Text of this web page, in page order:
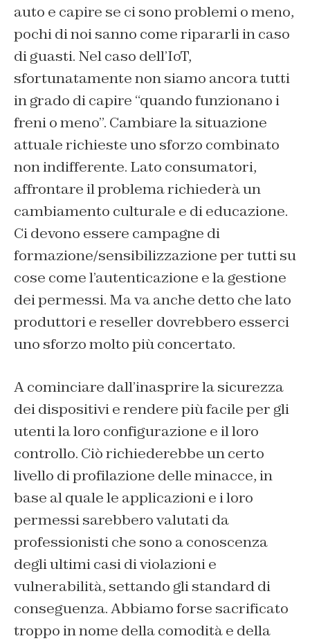
auto e capire se ci sono problemi o meno,
pochi di noi sanno come ripararli in caso
di guasti. Nel caso dell’IoT,
sfortunatamente non siamo ancora tutti
in grado di capire “quando funzionano i
freni o meno”. Cambiare la situazione
attuale richieste uno sforzo combinato
non indifferente. Lato consumatori,
affrontare il problema richiederà un
cambiamento culturale e di educazione.
Ci devono essere campagne di
formazione/sensibilizzazione per tutti su
cose come l’autenticazione e la gestione
dei permessi. Ma va anche detto che lato
produttori e reseller dovrebbero esserci
uno sforzo molto più concertato.
A cominciare dall’inasprire la sicurezza
dei dispositivi e rendere più facile per gli
utenti la loro configurazione e il loro
controllo. Ciò richiederebbe un certo
livello di profilazione delle minacce, in
base al quale le applicazioni e i loro
permessi sarebbero valutati da
professionisti che sono a conoscenza
degli ultimi casi di violazioni e
vulnerabilità, settando gli standard di
conseguenza. Abbiamo forse sacrificato
troppo in nome della comodità e della